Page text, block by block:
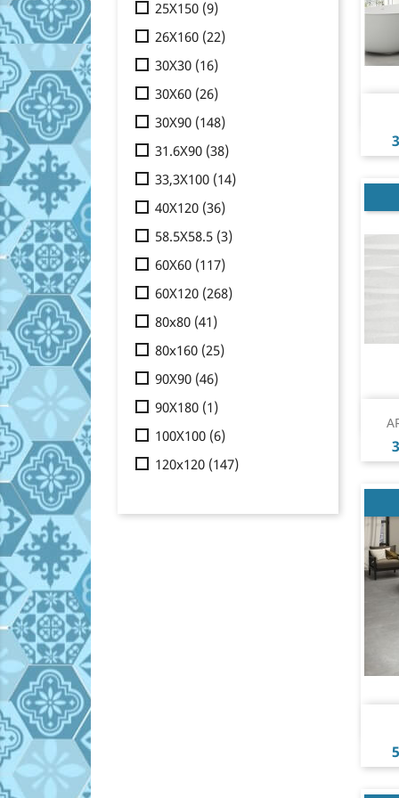
25X150 (9)
26X160 (22)
30X30 (16)
30X60 (26)
30X90 (148)
31.6X90 (38)
33,3X100 (14)
40X120 (36)
58.5X58.5 (3)
60X60 (117)
60X120 (268)
80x80 (41)
80x160 (25)
90X90 (46)
90X180 (1)
100X100 (6)
120x120 (147)